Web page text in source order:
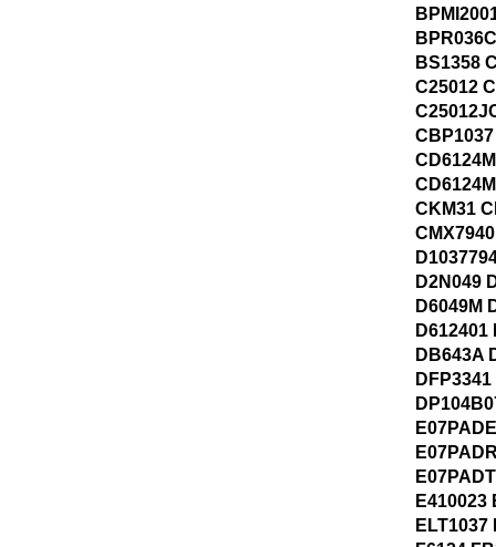
BS1358
C25012
CKM31
D2N049
D6049M
D612401
DB643A
E410023
ELT1037